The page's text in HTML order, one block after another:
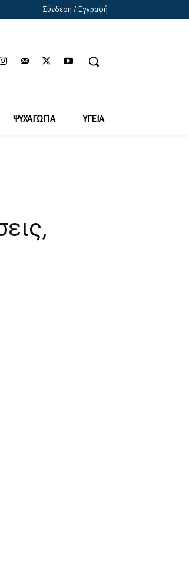
Σύνδεση / Εγγραφή
ΨΥΧΑΓΩΓΙΑ ΥΓΕΙΑ